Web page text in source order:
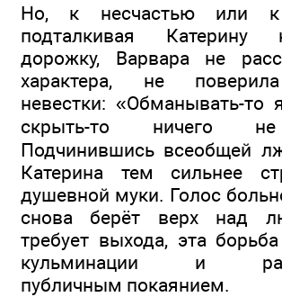
Но, к несчастью или к
подталкивая
дорожку, Варвара не
характера, не
невестки: «Обманывать-
скрыть-то ничего
Подчинившись всеобщей
Катерина тем сильнее
душевной муки. Голос
снова берёт верх над
требует выхода, эта
кульминации и
публичным покаянием.